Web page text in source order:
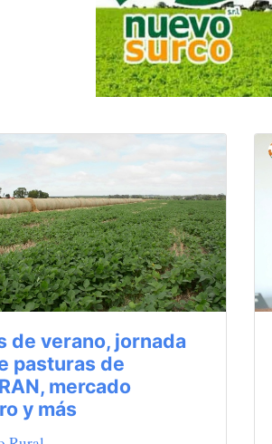
de verano, jornada
pasturas de
mercado
y más